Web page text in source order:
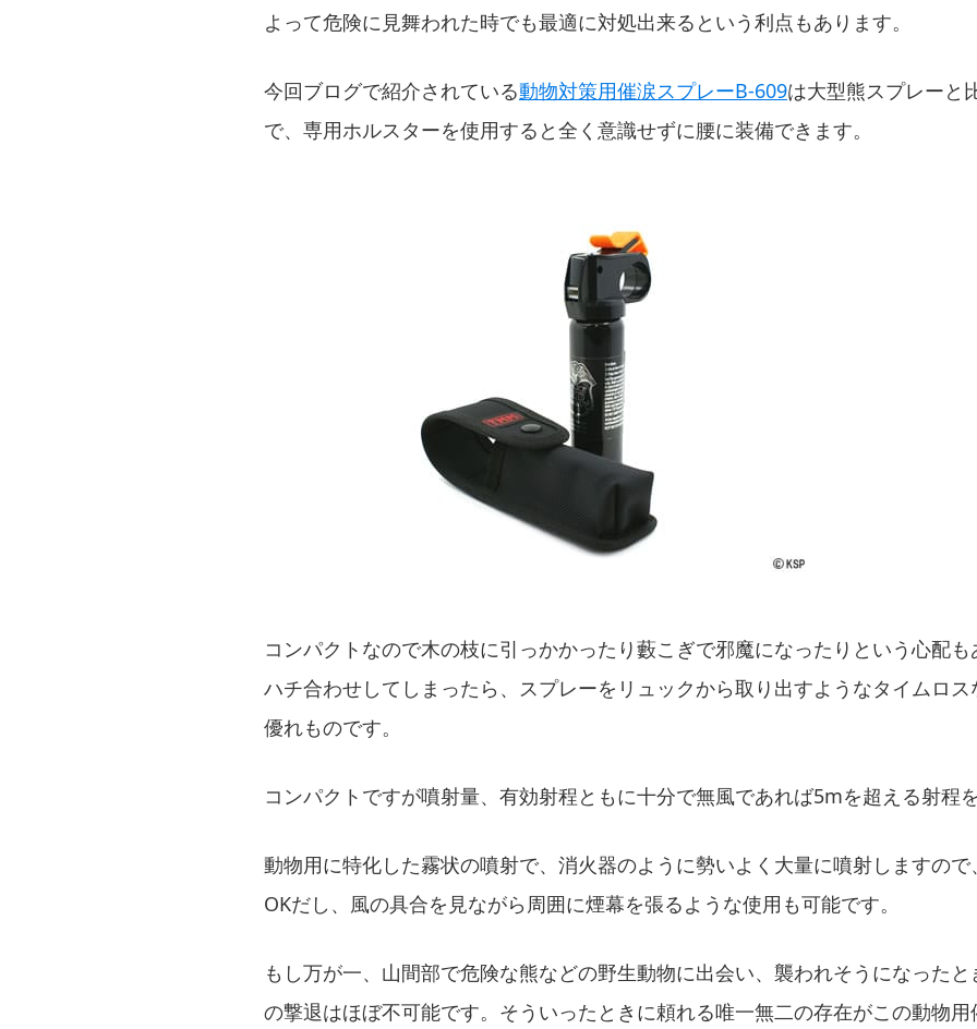
よって危険に見舞われた時でも最適に対処出来るという利点もあります。
今回ブログで紹介されている動物対策用催涙スプレーB-609は大型熊スプレーと
で、専用ホルスターを使用すると全く意識せずに腰に装備できます。
コンパクトなので木の枝に引っかかったり藪こぎで邪魔になったりという心配
ハチ合わせしてしまったら、スプレーをリュックから取り出すようなタイムロ
優れものです。
コンパクトですが噴射量、有効射程ともに十分で無風であれば5mを超える射程
動物用に特化した霧状の噴射で、消火器のように勢いよく大量に噴射しますの
OKだし、風の具合を見ながら周囲に煙幕を張るような使用も可能です。
もし万が一、山間部で危険な熊などの野生動物に出会い、襲われそうになった
の撃退はほぼ不可能です。そういったときに頼れる唯一無二の存在がこの動物